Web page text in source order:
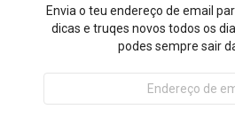
Envia o teu endereço de email
dicas e truqes novos todos os
podes sempre sair
Endereço
email